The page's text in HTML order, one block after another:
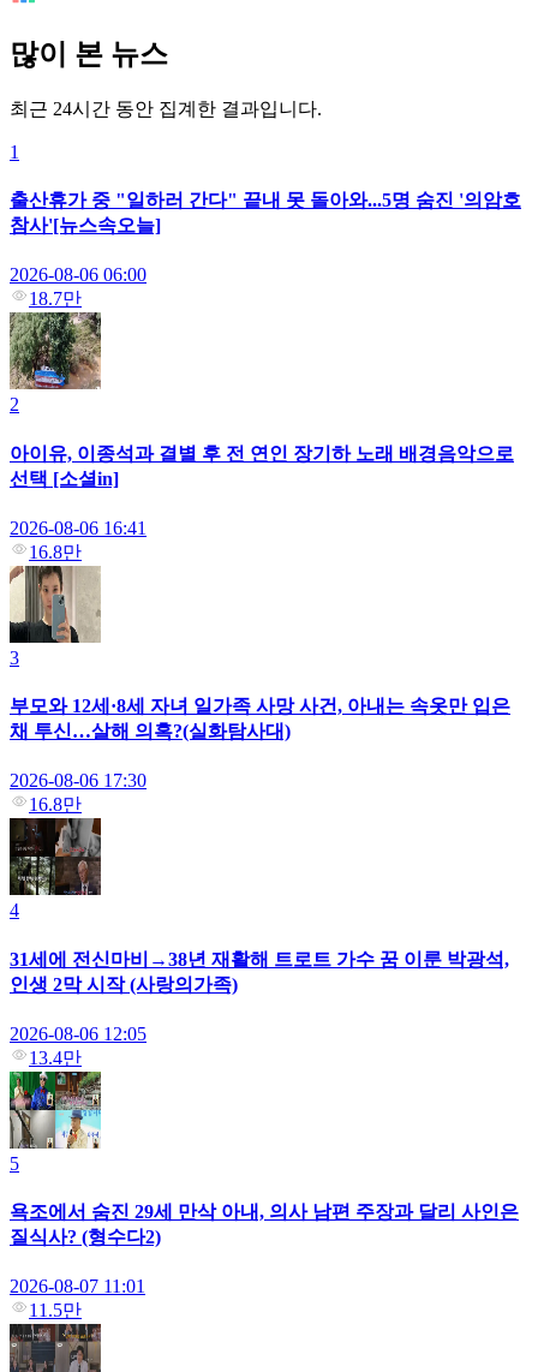
많이 본 뉴스
최근 24시간 동안 집계한 결과입니다.
1
출산휴가 중 "일하러 간다" 끝내 못 돌아와...5명 숨진 '의암호
참사'[뉴스속오늘]
2026-08-06 06:00
18.7만
2
아이유, 이종석과 결별 후 전 연인 장기하 노래 배경음악으로
선택 [소셜in]
2026-08-06 16:41
16.8만
3
부모와 12세·8세 자녀 일가족 사망 사건, 아내는 속옷만 입은
채 투신…살해 의혹?(실화탐사대)
2026-08-06 17:30
16.8만
4
31세에 전신마비→38년 재활해 트로트 가수 꿈 이룬 박광석,
인생 2막 시작 (사랑의가족)
2026-08-06 12:05
13.4만
5
욕조에서 숨진 29세 만삭 아내, 의사 남편 주장과 달리 사인은
질식사? (형수다2)
2026-08-07 11:01
11.5만